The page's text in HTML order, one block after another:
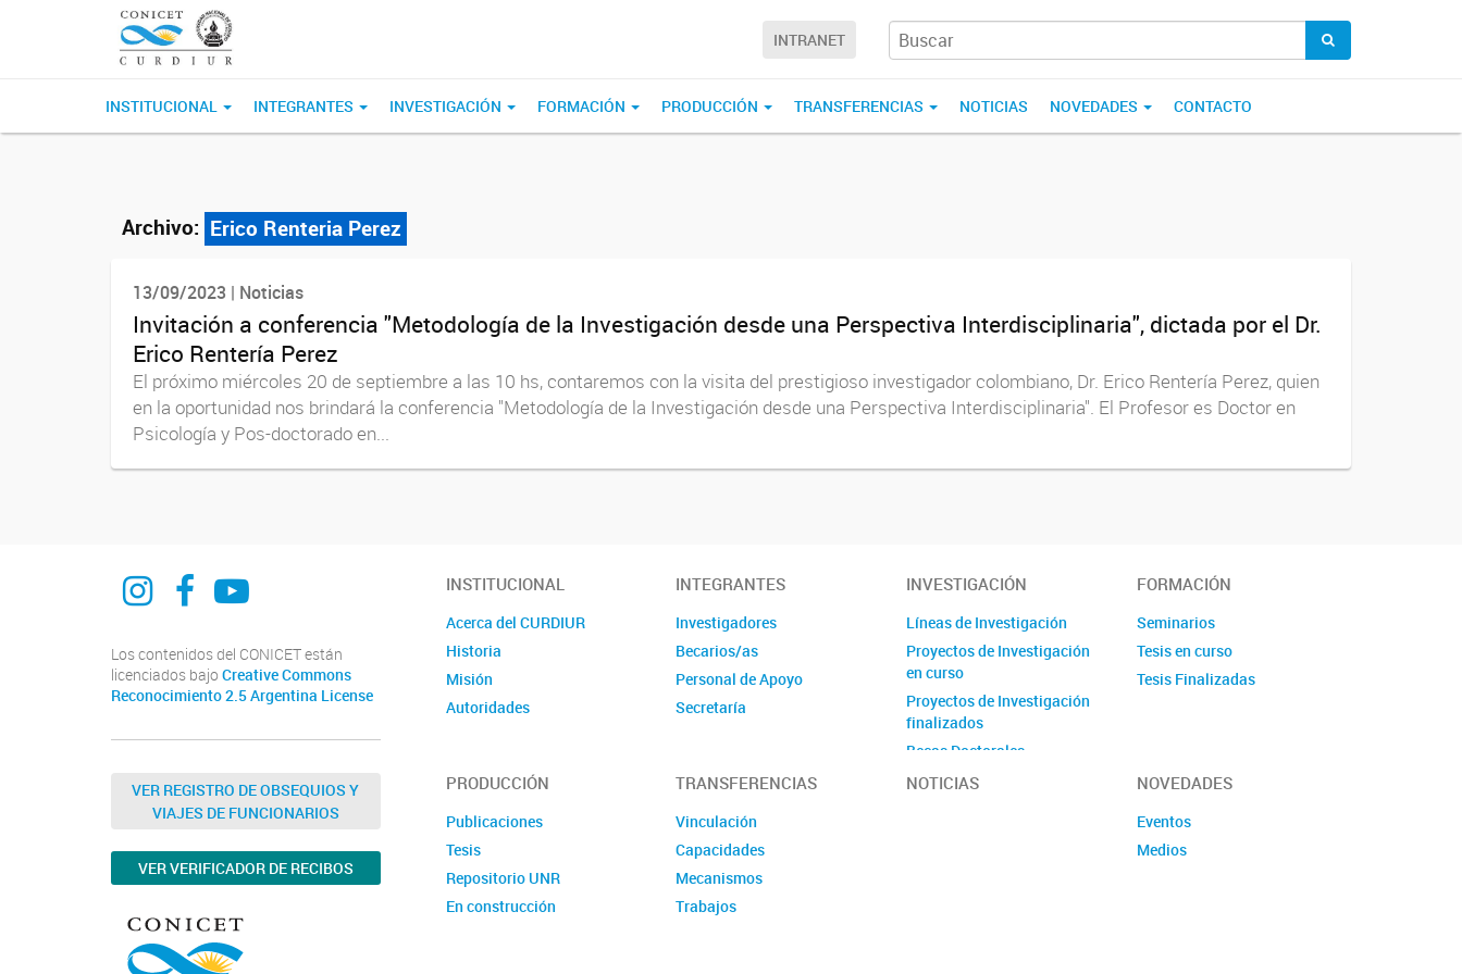
INTRANET
INSTITUCIONAL INTEGRANTES INVESTIGACIÓN FORMACIÓN PRODUCCIÓN TRANSFERENCIAS NOTICIAS NOVEDADES CONTACTO
Archivo: Erico Renteria Perez
13/09/2023 | Noticias
Invitación a conferencia "Metodología de la Investigación desde una Perspectiva Interdisciplinaria", dictada por el Dr.
Erico Rentería Perez
El próximo miércoles 20 de septiembre a las 10 hs, contaremos con la visita del prestigioso investigador colombiano, Dr. Erico Rentería Perez, quien
en la oportunidad nos brindará la conferencia "Metodología de la Investigación desde una Perspectiva Interdisciplinaria". El Profesor es Doctor en
Psicología y Pos-doctorado en...
@curdiur.conicet.unr
CURDIUR CONICET UNR@CURDIUR
Los contenidos del CONICET están
licenciados bajo Creative Commons
Reconocimiento 2.5 Argentina License
VER REGISTRO DE OBSEQUIOS Y
VIAJES DE FUNCIONARIOS
VER VERIFICADOR DE RECIBOS
INSTITUCIONAL
Acerca del CURDIUR
Historia
Misión
Autoridades
INTEGRANTES
Investigadores
Becarios/as
Personal de Apoyo
Secretaría
INVESTIGACIÓN
Líneas de Investigación
Proyectos de Investigación
en curso
Proyectos de Investigación
finalizados
Becas Doctorales
FORMACIÓN
Seminarios
Tesis en curso
Tesis Finalizadas
PRODUCCIÓN
Publicaciones
Tesis
Repositorio UNR
En construcción
TRANSFERENCIAS
Vinculación
Capacidades
Mecanismos
Trabajos
NOTICIAS NOVEDADES
Eventos
Medios